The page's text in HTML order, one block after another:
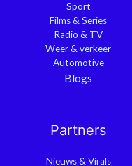
Sport
Films & Series
Radio & TV
Weer & verkeer
Automotive
Blogs
Partners
Nieuws & Virals